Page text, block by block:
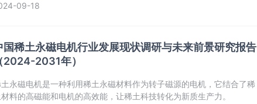
09-18
国稀土永磁电机行业发展现状调研与未来前景研究报告
2024-2031年）
永磁电机是一种利用稀土永磁材料作为转子磁源的电机，它结合了稀
料的高磁能和电机的高效能，让稀土科技转化为新质生产力。